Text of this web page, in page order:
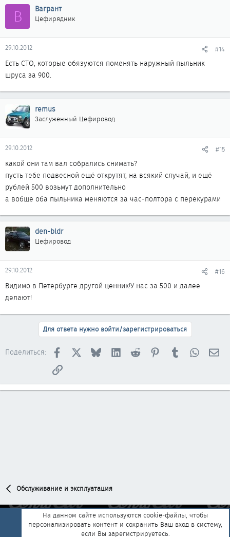
В Вагрант
Цефирядник
29.10.2012 #14
Есть СТО, которые обязуются поменять наружный пыльник
шруса за 900.
remus
Заслуженный Цефировод
29.10.2012 #15
какой они там вал собрались снимать?
пусть тебе подвесной ещё открутят, на всякий случай, и ещё
рублей 500 возьмут дополнительно
а вобще оба пыльника меняются за час-полтора с перекурами
den-bldr
Цефировод
29.10.2012 #16
Видимо в Петербурге другой ценник!У нас за 500 и далее
делают!
Для ответа нужно войти/зарегистрироваться
Поделиться: Facebook BlueskyLinkedInReddit PinterestTumblr
Ссылка
Обслуживание и эксплуатация
Обратная связь Условия и правила
На данном сайте используются cookie-файлы, чтобы
персонализировать контент и сохранить Ваш вход в систему,
если Вы зарегистрируетесь.